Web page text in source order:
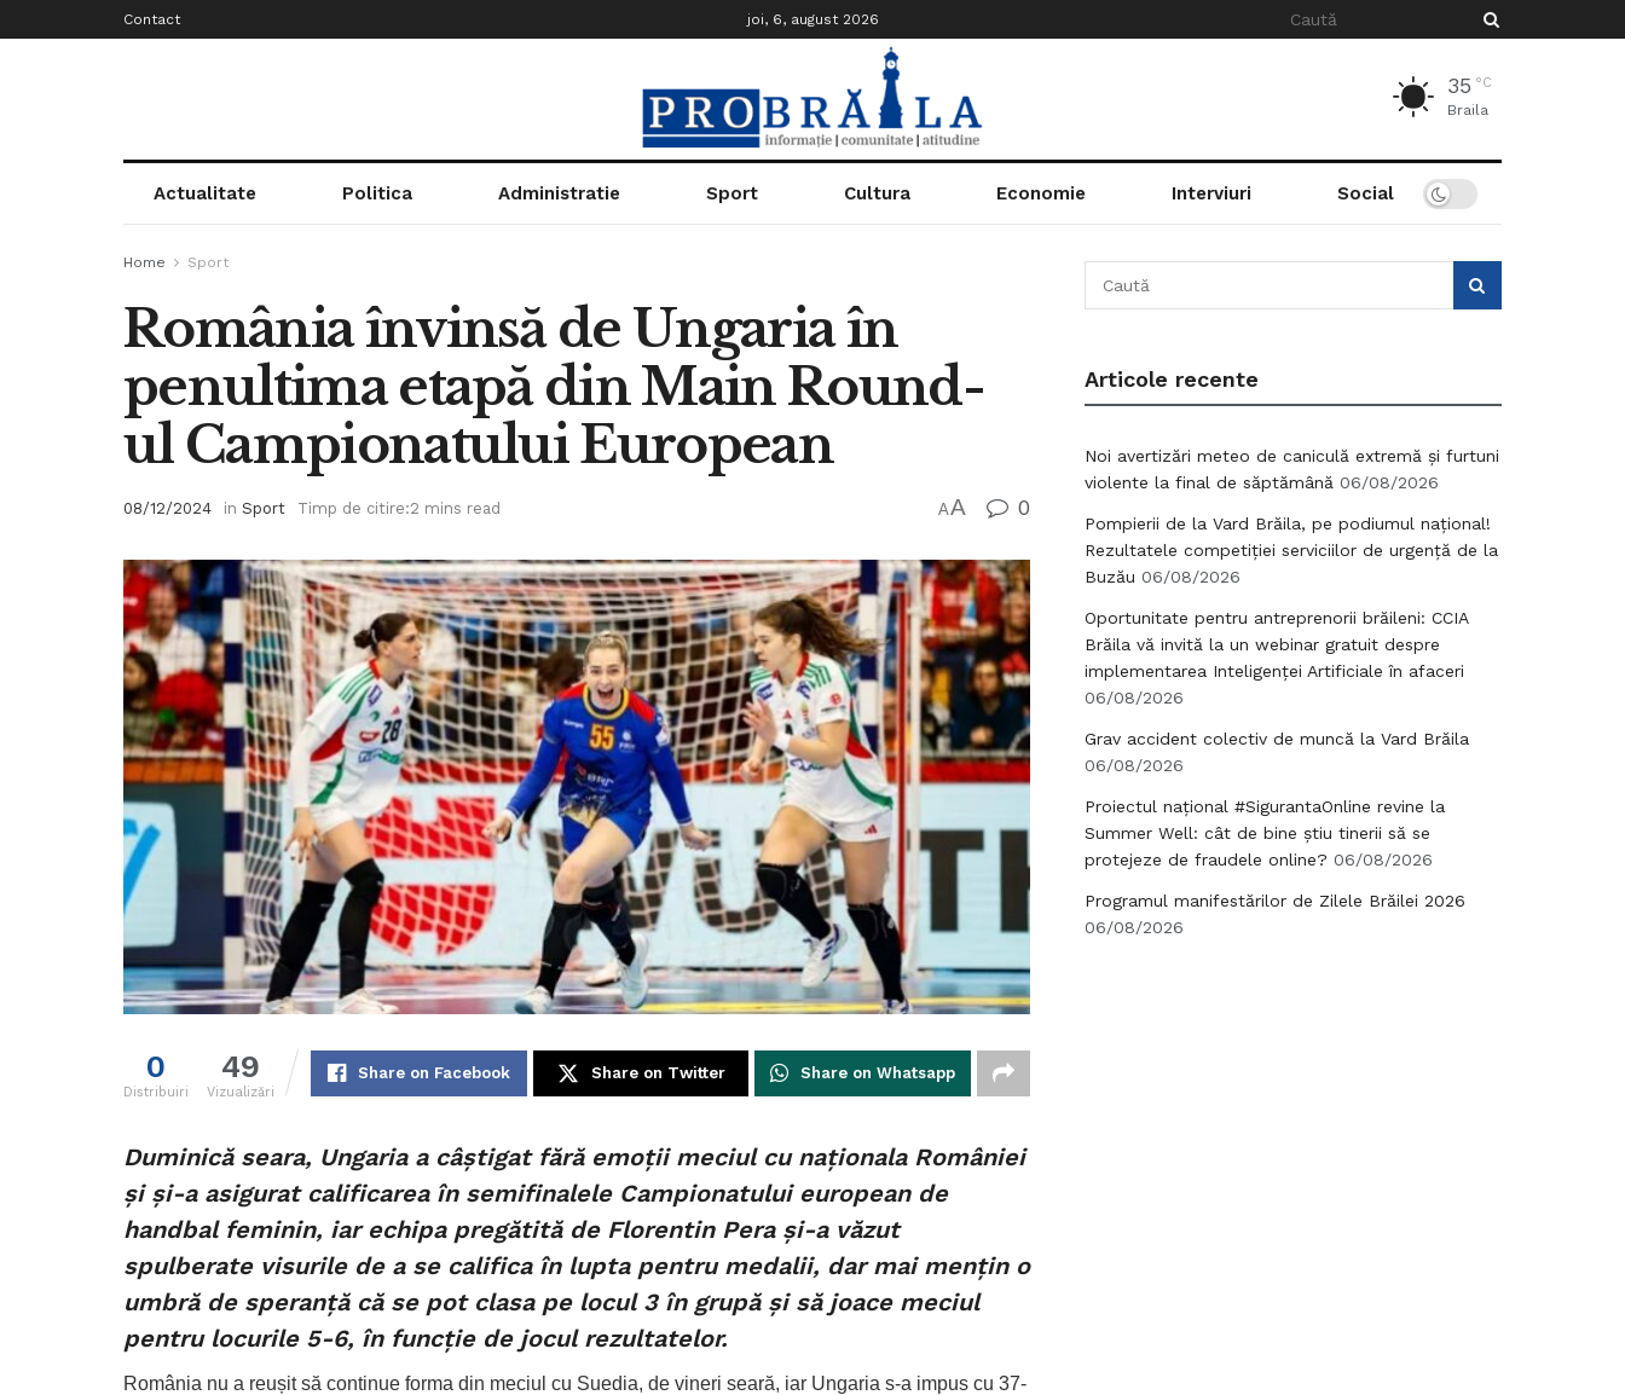
Contact joi, 6, august 2026
35 °C
Braila
Actualitate Politica Administratie Sport Cultura Economie Interviuri Social
Home Sport
România învinsă de Ungaria în
penultima etapă din Main Round-
ul Campionatului European
08/12/2024 in Sport Timp de citire:2 mins read AA 0
0
Distribuiri
49
Vizualizări
Share on Facebook Share on Twitter Share on Whatsapp
Duminică seara, Ungaria a câștigat fără emoții meciul cu naționala României
și și-a asigurat calificarea în semifinalele Campionatului european de
handbal feminin, iar echipa pregătită de Florentin Pera și-a văzut
spulberate visurile de a se califica în lupta pentru medalii, dar mai mențin o
umbră de speranță că se pot clasa pe locul 3 în grupă și să joace meciul
pentru locurile 5-6, în funcție de jocul rezultatelor.
România nu a reușit să continue forma din meciul cu Suedia, de vineri seară, iar Ungaria s-a impus cu 37-
Articole recente
Noi avertizări meteo de caniculă extremă și furtuni
violente la final de săptămână 06/08/2026
Pompierii de la Vard Brăila, pe podiumul național!
Rezultatele competiției serviciilor de urgență de la
Buzău 06/08/2026
Oportunitate pentru antreprenorii brăileni: CCIA
Brăila vă invită la un webinar gratuit despre
implementarea Inteligenței Artificiale în afaceri
06/08/2026
Grav accident colectiv de muncă la Vard Brăila
06/08/2026
Proiectul național #SigurantaOnline revine la
Summer Well: cât de bine știu tinerii să se
protejeze de fraudele online? 06/08/2026
Programul manifestărilor de Zilele Brăilei 2026
06/08/2026